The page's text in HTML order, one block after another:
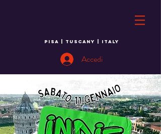
PISA | TUSCANY | ITALY
Accedi